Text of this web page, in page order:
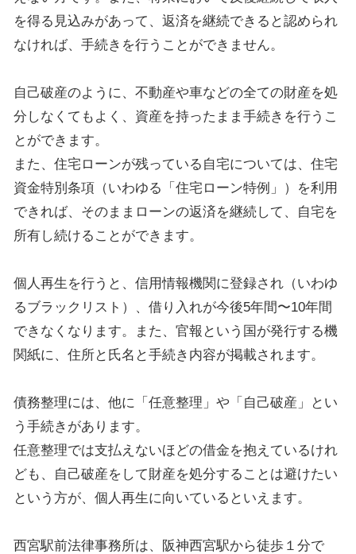
を得る見込みがあって、返済を継続できると認められ
なければ、手続きを行うことができません。
自己破産のように、不動産や車などの全ての財産を処
分しなくてもよく、資産を持ったまま手続きを行うこ
とができます。
また、住宅ローンが残っている自宅については、住宅
資金特別条項（いわゆる「住宅ローン特例」）を利用
できれば、そのままローンの返済を継続して、自宅を
所有し続けることができます。
個人再生を行うと、信用情報機関に登録され（いわゆ
るブラックリスト）、借り入れが今後5年間〜10年間
できなくなります。また、官報という国が発行する機
関紙に、住所と氏名と手続き内容が掲載されます。
債務整理には、他に「任意整理」や「自己破産」とい
う手続きがあります。
任意整理では支払えないほどの借金を抱えているけれ
ども、自己破産をして財産を処分することは避けたい
という方が、個人再生に向いているといえます。
西宮駅前法律事務所は、阪神西宮駅から徒歩１分で